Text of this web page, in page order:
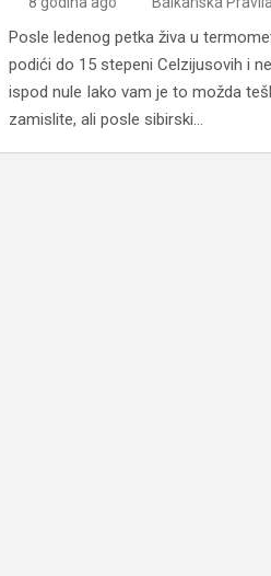
Posle ledenog petka živa u
podići do 15 stepeni Celzijusovih i
ispod nule Iako vam je to možda
zamislite, ali posle sibirski…